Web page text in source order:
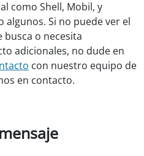
como Shell, Mobil, y
Si no puede ver el
o necesita
adicionales, no dude en
con nuestro equipo de
en contacto.